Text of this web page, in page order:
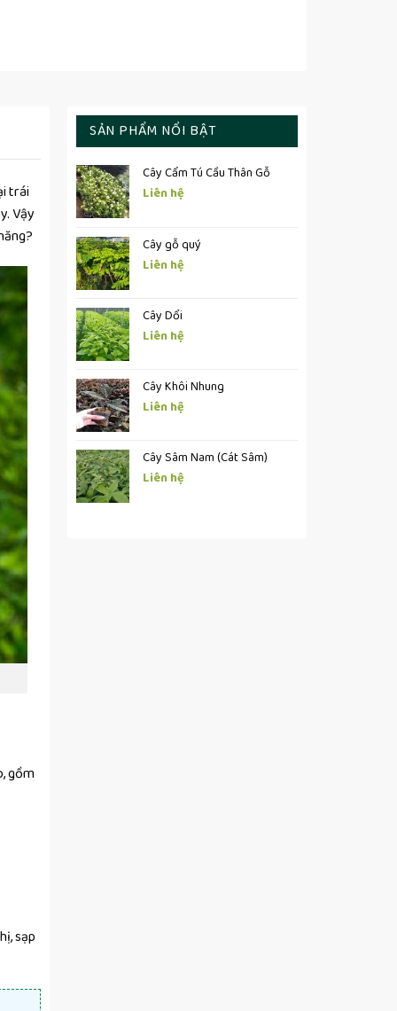
trái
Vậy
gồm
sạp
SẢN PHẨM NỔI BẬT
Cây Cẩm Tú Cầu Thân Gỗ
Liên hệ
Cây gỗ quý
Liên hệ
Cây Dổi
Liên hệ
Cây Khôi Nhung
Liên hệ
Cây Sâm Nam (Cát Sâm)
Liên hệ